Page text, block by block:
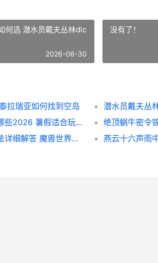
何选 潜水员戴夫丛林dlc
2026-06-30
没有了！
拉瑞亚如何找到空岛
适合暑假玩的手机游戏有哪些2026 暑假适合玩什么
绝顶蜗牛密令
魔兽世界先祖战熊获取方法详细解答 魔兽世界先祖之地在哪
燕云十六声雨